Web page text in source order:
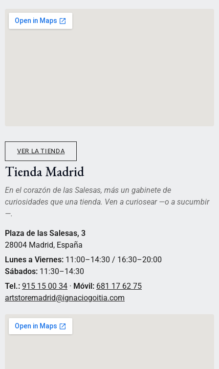
VER LA TIENDA
Tienda Madrid
En el corazón de las Salesas, más un gabinete de
curiosidades que una tienda. Ven a curiosear —o a sucumbir
—.
Plaza de las Salesas, 3
28004 Madrid, España
Lunes a Viernes: 11:00–14:30 / 16:30–20:00
Sábados: 11:30–14:30
Tel.: 915 15 00 34 · Móvil: 681 17 62 75
artstoremadrid@ignaciogoitia.com